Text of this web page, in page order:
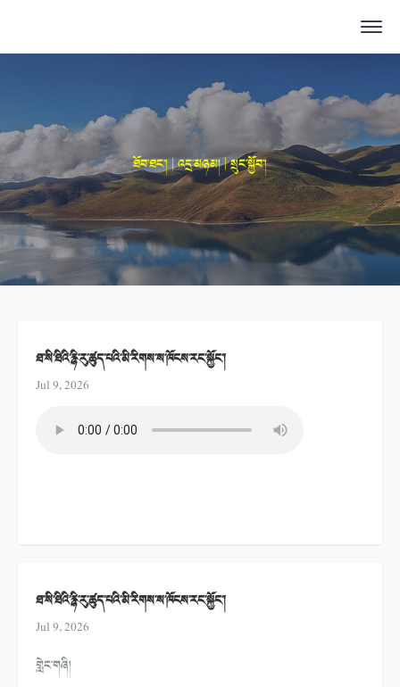
ཐོབ་ཐང་། | འདྲ་མཉམ། | སྲུང་སྐྱོབ་།
ཐ་སི་ཐིའི་རྙི་རུ་ཚུད་པའི་མི་རིགས་ས་ཁོངས་རང་སྐྱོང་།
Jul 9, 2026
ཐ་སི་ཐིའི་རྙི་རུ་ཚུད་པའི་མི་རིགས་ས་ཁོངས་རང་སྐྱོང་།
Jul 9, 2026
གླེང་གཞི།